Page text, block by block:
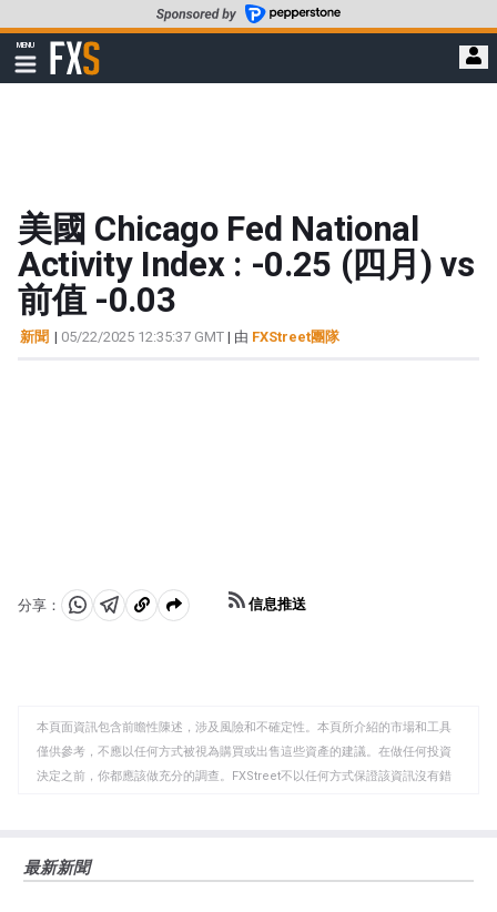
至
要
MENU
顯
示
FXStreet
美國 Chicago Fed National
Activity Index : -0.25 (四月) vs
前值 -0.03
新聞 | 05/22/2025 12:35:37 GMT | 由 FXStreet團隊
分享：
分 分 複
板
信息推送
本頁面資訊包含前瞻性陳述，涉及風險和不確定性。本頁所介紹的市場和工具
僅供參考，不應以任何方式被視為購買或出售這些資產的建議。在做任何投資
決定之前，你都應該做充分的調查。FXStreet不以任何方式保證該資訊沒有錯
觀點，並不代表FXStreet或其廣告商的官方政策或立場。作者不對本頁連結的
最新新聞